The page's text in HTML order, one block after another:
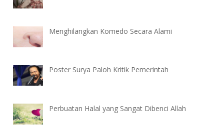
Menghilangkan Komedo Secara Alami
Poster Surya Paloh Kritik Pemerintah
Perbuatan Halal yang Sangat Dibenci Allah